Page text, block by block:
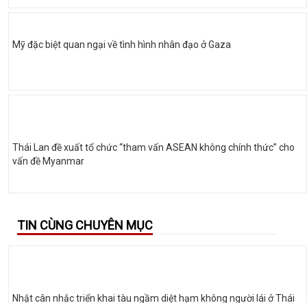
Mỹ đặc biệt quan ngại về tình hình nhân đạo ở Gaza
Thái Lan đề xuất tổ chức “tham vấn ASEAN không chính thức” cho
vấn đề Myanmar
TIN CÙNG CHUYÊN MỤC
Nhật cân nhắc triển khai tàu ngầm diệt hạm không người lái ở Thái